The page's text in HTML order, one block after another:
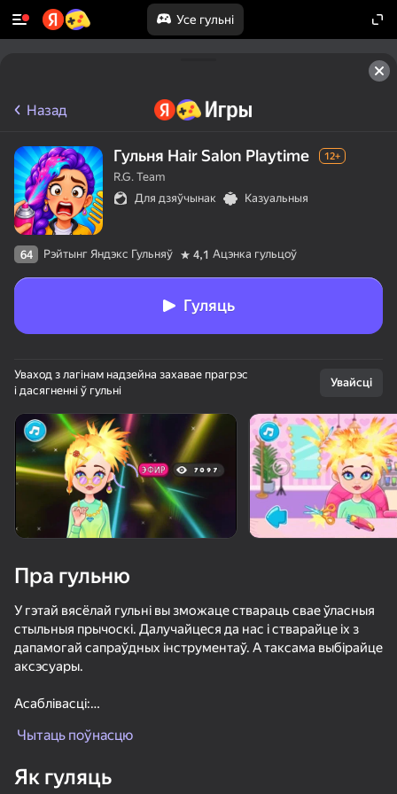
Усе гульні
Павярніце прыладу
Гульня працуе толькі ў гарызантальнай
арыентацыі
Фруктовая Романтика
Назад
Гульня Hair Salon Playtime 12+
R.G. Team
Для дзяўчынак
Казуальныя
64 Рэйтынг Яндэкс Гульняў 4,1 Ацэнка гульцоў
Гуляць
Уваход з лагінам надзейна захавае прагрэс
і дасягненні ў гульні
Увайсці
Пра гульню
У гэтай вясёлай гульні вы зможаце ствараць свае ўласныя
стыльныя прычоскі. Далучайцеся да нас і стварайце іх з
дапамогай сапраўдных інструментаў. А таксама выбірайце
аксэсуары.
Асаблівасці:
фарбы розных колераў, Машынка для стрыжкі валасоў.
расчэсваць, ствараючы непаўторны дызайн прычоскі.
Чытаць поўнасцю
Як гуляць